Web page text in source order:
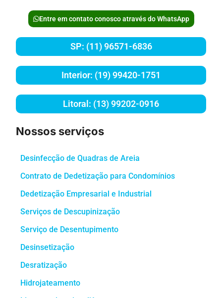
Entre em contato conosco através do WhatsApp
SP: (11) 96571-6836
Interior: (19) 99420-1751
Litoral: (13) 99202-0916
Nossos serviços
Desinfecção de Quadras de Areia
Contrato de Dedetização para Condomínios
Dedetização Empresarial e Industrial
Serviços de Descupinização
Serviço de Desentupimento
Desinsetização
Desratização
Hidrojateamento